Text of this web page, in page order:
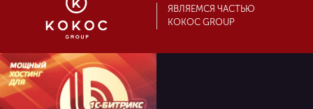
ЯВЛЯЕМСЯ ЧАСТЬЮ
KOKOC GROUP